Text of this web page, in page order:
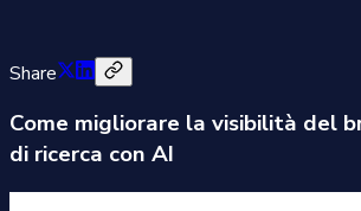
Share
Come migliorare la visibilità del
di ricerca con AI